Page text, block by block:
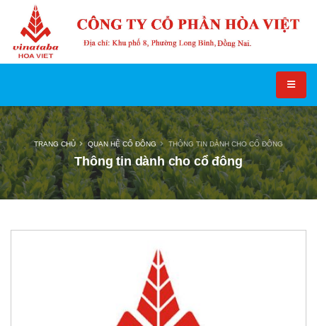
Thông tin dành cho cổ đông
TRANG CHỦ QUAN HỆ CỔ ĐÔNG THÔNG TIN DÀNH CHO CỔ ĐÔNG